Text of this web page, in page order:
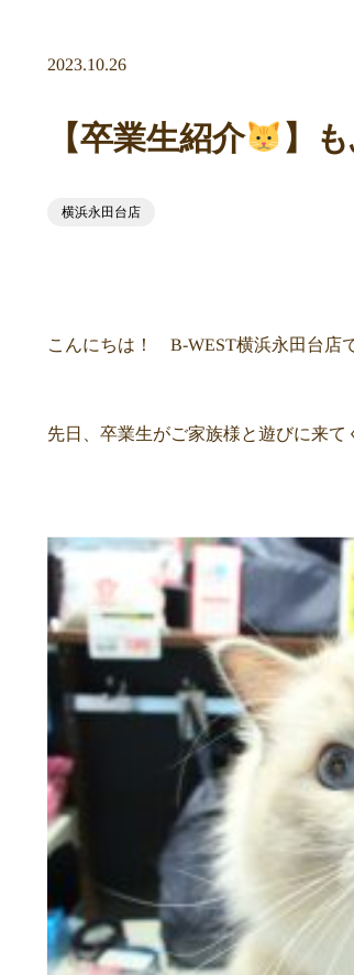
2023.10.26
【卒業生紹介 】
横浜永田台店
こんにちは！ B-WEST横浜永田台店
先日、卒業生がご家族様と遊びに来